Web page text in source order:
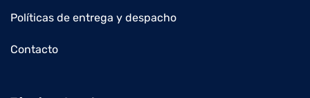
Políticas de entrega y despacho
Contacto